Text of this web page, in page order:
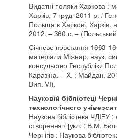
Видатні поляки Харкова :
Харків, 7 груд. 2011 р. /
Польща в Харкові,
2012. – 360 с. –
Січневе повстання 1863-
матеріали Міжнар. наук.
консульство Республіки
Каразіна. – Х. : Майдан,
Вип. VІ).
Науковій бібліотеці
технологічного
Наукова бібліотека ЧДІЕУ :
створення / [укл. : В.М.
Чернігів : Наукова